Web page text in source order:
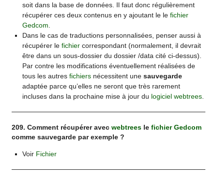
soit dans la base de données. Il faut donc régulièrement
récupérer ces deux contenus en y ajoutant le le fichier
Gedcom
Dans le cas de traductions personnalisées, penser aussi à
récupérer le fichiercorrespondant (normalement, il devrait
être dans un sous-dossier du dossier /data cité ci-dessus).
Par contre les modifications éventuellement réalisées de
tous les autres fichiersnécessitent une sauvegarde
adaptée parce qu’elles ne seront que très rarement
incluses dans la prochaine mise à jour du logiciel webtrees.
209. Comment récupérer avecwebtrees lefichier Gedcom
comme sauvegarde par exemple ?
Voir Fichier